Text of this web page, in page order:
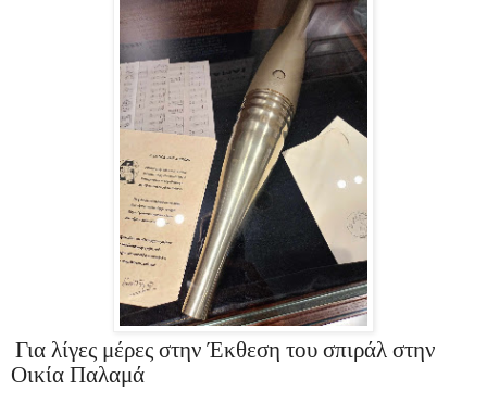
Για λίγες μέρες στην Έκθεση του σπιράλ στην
Οικία Παλαμά